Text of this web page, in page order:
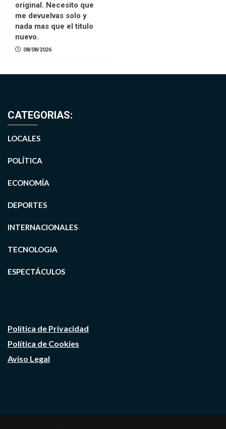
original. Necesito que
me devuelvas solo y
nada mas que el titulo
nuevo.
08/08/2026
CATEGORIAS:
LOCALES
POLÍTICA
ECONOMÍA
DEPORTES
INTERNACIONALES
TECNOLOGIA
ESPECTÁCULOS
Política de Privacidad
Política de Cookies
Aviso Legal